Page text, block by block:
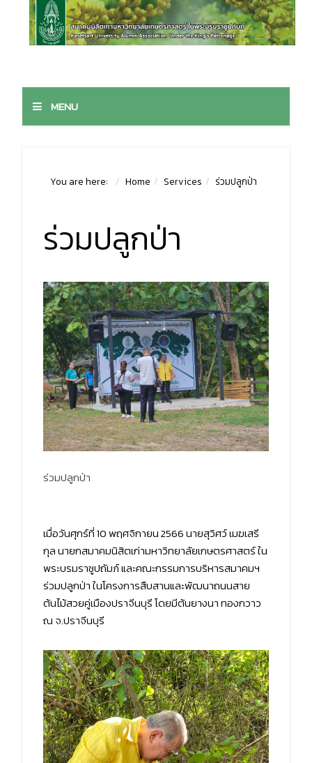
MENU
You are here: Home Services ร่วมปลูกป่า
ร่วมปลูกป่า
ร่วมปลูกป่า
เมื่อวันศุกร์ที่ 10 พฤศจิกายน 2566 นายสุวิศว์ เมฆเสรี
กุล นายกสมาคมนิสิตเก่ามหาวิทยาลัยเกษตรศาสตร์ ใน
พระบรมราชูปถัมภ์ และคณะกรรมการบริหารสมาคมฯ
ร่วมปลูกป่า ในโครงการสืบสานและพัฒนาถนนสาย
ต้นไม้สวยคู่เมืองปราจีนบุรี โดยมีต้นยางนา ทองกวาว
ณ จ.ปราจีนบุรี